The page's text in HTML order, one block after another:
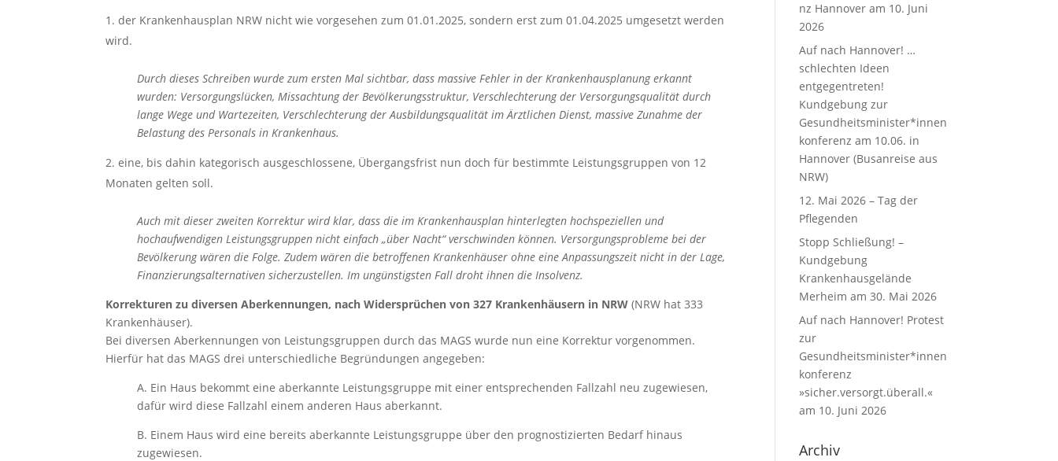
der Krankenhausplan NRW nicht wie vorgesehen zum 01.01.2025, sondern erst zum 01.04.2025 umgesetzt werden
wird.
Durch dieses Schreiben wurde zum ersten Mal sichtbar, dass massive Fehler in der Krankenhausplanung erkannt
wurden: Versorgungslücken, Missachtung der Bevölkerungsstruktur, Verschlechterung der Versorgungsqualität durch
lange Wege und Wartezeiten, Verschlechterung der Ausbildungsqualität im Ärztlichen Dienst, massive Zunahme der
Belastung des Personals in Krankenhaus.
eine, bis dahin kategorisch ausgeschlossene, Übergangsfrist nun doch für bestimmte Leistungsgruppen von 12
Monaten gelten soll.
Auch mit dieser zweiten Korrektur wird klar, dass die im Krankenhausplan hinterlegten hochspeziellen und
hochaufwendigen Leistungsgruppen nicht einfach „über Nacht“ verschwinden können. Versorgungsprobleme bei der
Bevölkerung wären die Folge. Zudem wären die betroffenen Krankenhäuser ohne eine Anpassungszeit nicht in der Lage,
Finanzierungsalternativen sicherzustellen. Im ungünstigsten Fall droht ihnen die Insolvenz.
Korrekturen zu diversen Aberkennungen, nach Widersprüchen von 327 Krankenhäusern in NRW (NRW hat 333
Krankenhäuser).
Bei diversen Aberkennungen von Leistungsgruppen durch das MAGS wurde nun eine Korrektur vorgenommen.
Hierfür hat das MAGS drei unterschiedliche Begründungen angegeben:
A. Ein Haus bekommt eine aberkannte Leistungsgruppe mit einer entsprechenden Fallzahl neu zugewiesen,
dafür wird diese Fallzahl einem anderen Haus aberkannt.
B. Einem Haus wird eine bereits aberkannte Leistungsgruppe über den prognostizierten Bedarf hinaus
zugewiesen.
nz Hannover am 10. Juni
2026
Auf nach Hannover! …
schlechten Ideen
entgegentreten!
Kundgebung zur
Gesundheitsminister*innen
konferenz am 10.06. in
Hannover (Busanreise aus
NRW)
12. Mai 2026 – Tag der
Pflegenden
Stopp Schließung! –
Kundgebung
Krankenhausgelände
Merheim am 30. Mai 2026
Auf nach Hannover! Protest
zur
Gesundheitsminister*innen
konferenz
»sicher.versorgt.überall.«
am 10. Juni 2026
Archiv